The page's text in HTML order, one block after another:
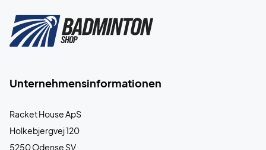
Unternehmensinformationen
Racket House ApS
Holkebjergvej 120
5250 Odense SV